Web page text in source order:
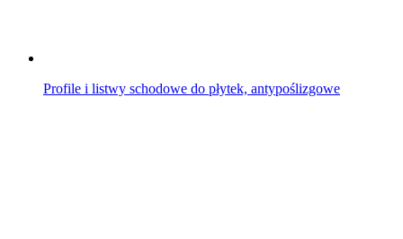
Profile i listwy schodowe do płytek, antypoślizgowe